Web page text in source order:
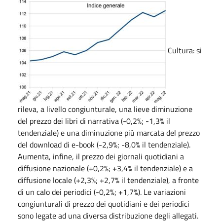
Cultura: si
rileva, a livello congiunturale, una lieve diminuzione
del prezzo dei libri di narrativa (-0,2%; -1,3% il
tendenziale) e una diminuzione più marcata del prezzo
del download di e-book (-2,9%; -8,0% il tendenziale).
Aumenta, infine, il prezzo dei giornali quotidiani a
diffusione nazionale (+0,2%; +3,4% il tendenziale) e a
diffusione locale (+2,3%; +2,7% il tendenziale), a fronte
di un calo dei periodici (-0,2%; +1,7%). Le variazioni
congiunturali di prezzo dei quotidiani e dei periodici
sono legate ad una diversa distribuzione degli allegati.